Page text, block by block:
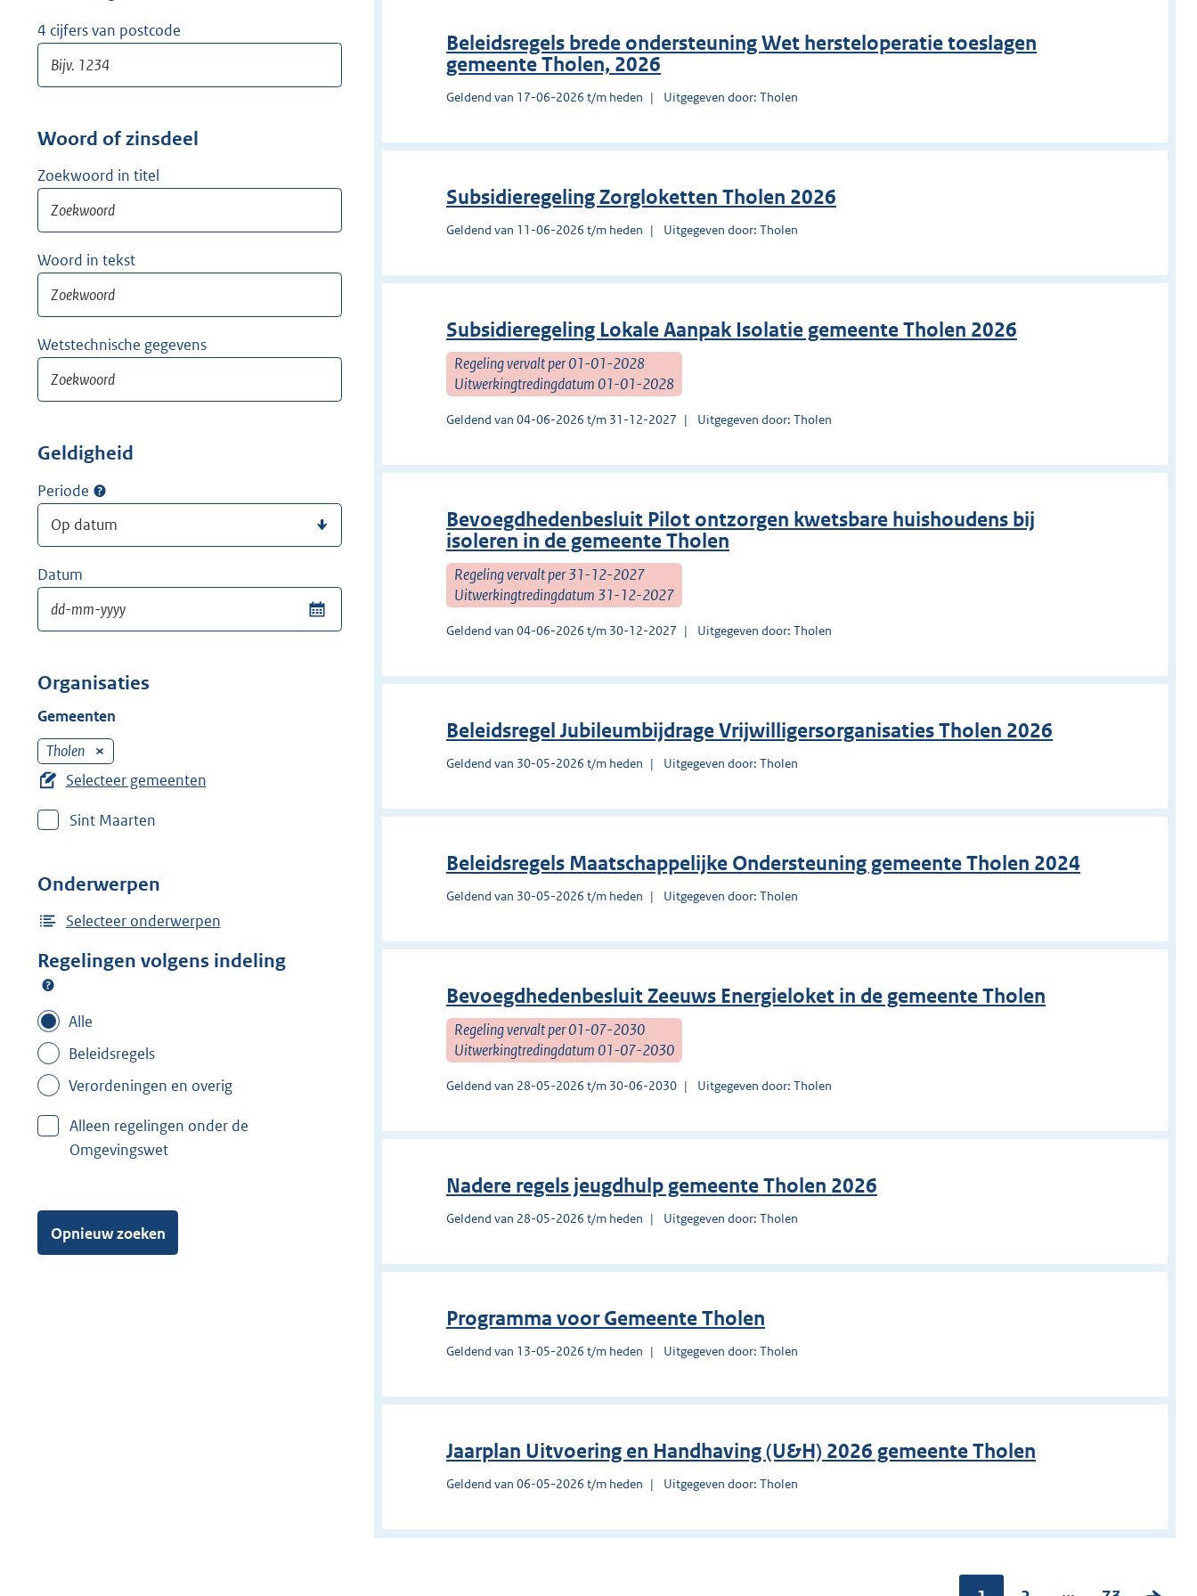
i
4 cijfers van postcode
Woord of zinsdeel
Zoekwoord in titel
Woord in tekst
Wetstechnische gegevens
Geldigheid
Periode
Datum
Organisaties
Gemeenten
Tholen
e
w
d
e
f
l
e
r
T
h
l
e
n
Selecteer gemeenten
Sint Maarten
Onderwerpen
Selecteer onderwerpen
Regelingen volgens indeling
Alle
Beleidsregels
Verordeningen en overig
Alleen regelingen onder de
Omgevingswet
Opnieuw zoeken
Beleidsregels brede ondersteuning Wet hersteloperatie toeslagen
gemeente Tholen, 2026
Geldend van 17-06-2026 t/m heden Uitgegeven door: Tholen
Subsidieregeling Zorgloketten Tholen 2026
Geldend van 11-06-2026 t/m heden Uitgegeven door: Tholen
Subsidieregeling Lokale Aanpak Isolatie gemeente Tholen 2026
Regeling vervalt per 01-01-2028
Uitwerkingtredingdatum 01-01-2028
Geldend van 04-06-2026 t/m 31-12-2027 Uitgegeven door: Tholen
Bevoegdhedenbesluit Pilot ontzorgen kwetsbare huishoudens bij
isoleren in de gemeente Tholen
Regeling vervalt per 31-12-2027
Uitwerkingtredingdatum 31-12-2027
Geldend van 04-06-2026 t/m 30-12-2027 Uitgegeven door: Tholen
Beleidsregel Jubileumbijdrage Vrijwilligersorganisaties Tholen 2026
Geldend van 30-05-2026 t/m heden Uitgegeven door: Tholen
Beleidsregels Maatschappelijke Ondersteuning gemeente Tholen 2024
Geldend van 30-05-2026 t/m heden Uitgegeven door: Tholen
Bevoegdhedenbesluit Zeeuws Energieloket in de gemeente Tholen
Regeling vervalt per 01-07-2030
Uitwerkingtredingdatum 01-07-2030
Geldend van 28-05-2026 t/m 30-06-2030 Uitgegeven door: Tholen
Nadere regels jeugdhulp gemeente Tholen 2026
Geldend van 28-05-2026 t/m heden Uitgegeven door: Tholen
Programma voor Gemeente Tholen
Geldend van 13-05-2026 t/m heden Uitgegeven door: Tholen
Jaarplan Uitvoering en Handhaving (U&H) 2026 gemeente Tholen
Geldend van 06-05-2026 t/m heden Uitgegeven door: Tholen
...